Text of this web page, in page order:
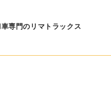
専門のリマトラックス